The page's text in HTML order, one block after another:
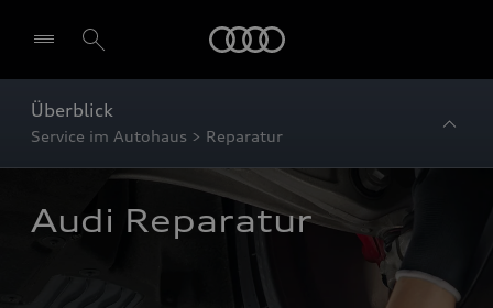
Überblick
Service im Autohaus > Reparatur
Audi Reparatur